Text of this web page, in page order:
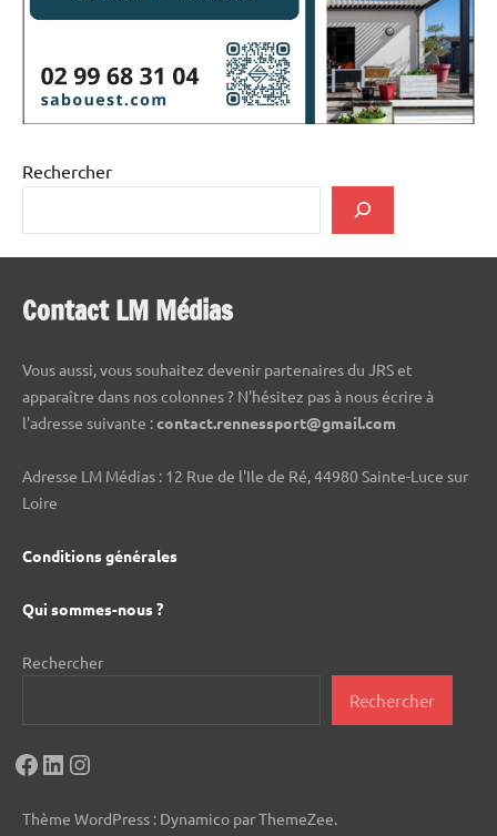
Rechercher
Contact LM Médias
Vous aussi, vous souhaitez devenir partenaires du JRS et
apparaître dans nos colonnes ? N'hésitez pas à nous écrire à
l'adresse suivante :contact.rennessport@gmail.com
Adresse LM Médias : 12 Rue de l'Ile de Ré, 44980 Sainte-Luce sur
Loire
Conditions générales
Qui sommes-nous ?
Rechercher
Rechercher
Facebook
LinkedIn
Instagram
Thème WordPress : Dynamico par ThemeZee.